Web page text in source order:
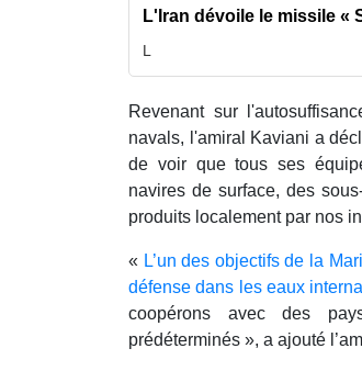
L'Iran dévoile le missile «
L
Revenant sur
navals, l'amiral Kaviani a
de voir que tous ses
navires de surface, des
produits localement par nos
« L’un des objectifs de la
défense dans les eaux
coopérons avec des
prédéterminés », a ajouté